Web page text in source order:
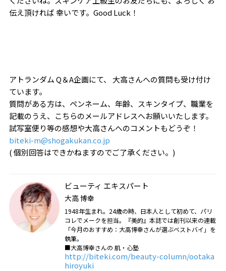
伝え頂ければ 幸いです。Good Luck！
アトランダム Q＆A企画にて、 大高さんへの質問も受け付け
ています。
質問がある方は、ペンネーム、年齢、スキンタイプ、職業を
記載のうえ、こちらのメールアドレスへお願いいたします。
試写室便り等の感想や大高さんへのコメントもどうぞ！
biteki-m@shogakukan.co.jp
( 個別回答はできかねますのでご了承ください。)
ビューティ エキスパート
大高 博幸
1948年生まれ。24歳の時、日本人として初めて、パリ
コレでメークを担当。『美的』本誌では創刊以来の連載
「今月のおすすめ：大高博幸さんが選ぶベストバイ」を
執筆。
■大高博幸さんの 肌・心塾
http://biteki.com/beauty-column/ootaka
hiroyuki